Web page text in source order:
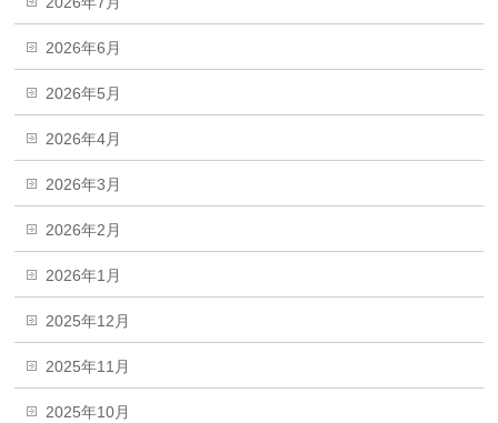
2026年6月
2026年5月
2026年4月
2026年3月
2026年2月
2026年1月
2025年12月
2025年11月
2025年10月